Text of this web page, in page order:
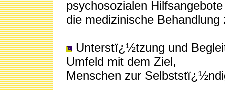
psychosozialen
die medizinische
Unterstï¿½tzung und
Umfeld mit dem Ziel,
Menschen zur